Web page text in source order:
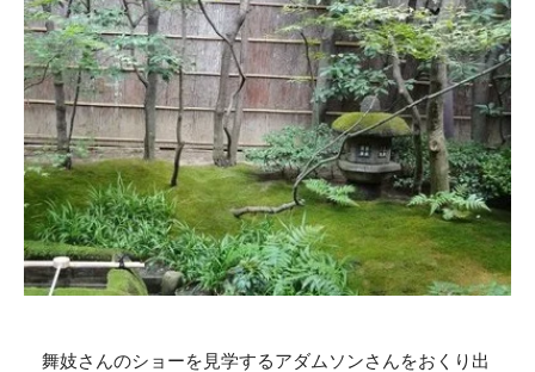
舞妓さんのショーを見学するアダムソンさんをおくり出